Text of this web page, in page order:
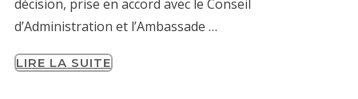
décision, prise en accord avec le Conseil
d’Administration et l’Ambassade …
LIRE LA SUITE